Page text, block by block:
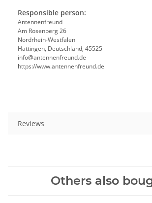
Responsible person:
Antennenfreund
Am Rosenberg 26
Nordrhein-Westfalen
Hattingen, Deutschland, 45525
info@antennenfreund.de
https://www.antennenfreund.de
Reviews
Others also